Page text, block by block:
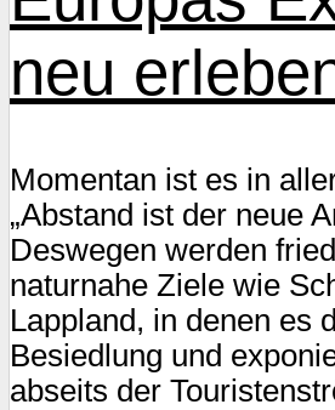
neu
Momentan ist es in
„Abstand ist der neue
Deswegen werden
naturnahe Ziele wie
Lappland, in denen es
Besiedlung und
abseits der